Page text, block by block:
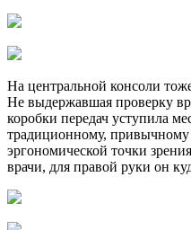
На центральной консоли
Не выдержавшая проверку
коробки передач уступила
традиционному,
эргономической точки
врачи, для правой руки он